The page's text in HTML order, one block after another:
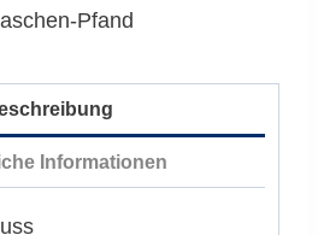
Pfand
Informationen